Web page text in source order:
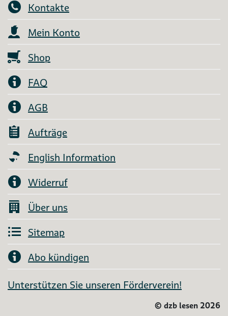
Kontakte
Mein Konto
Shop
FAQ
AGB
Aufträge
English Information
Widerruf
Über uns
Sitemap
Abo kündigen
Unterstützen Sie unseren Förderverein!
© dzb lesen 2026